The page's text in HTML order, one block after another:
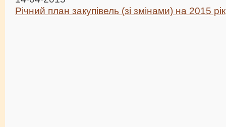
Річний план закупівель (зі змінами) на 2015 рік